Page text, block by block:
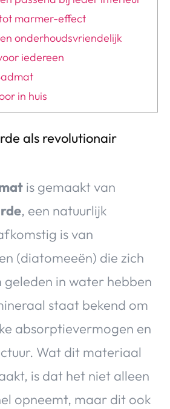
marmer-effect
onderhoudsvriendelijk
iedereen
in huis
als revolutionair
is gemaakt van
, een natuurlijk
is van
(diatomeeën) die zich
geleden in water hebben
staat bekend om
absorptievermogen en
Wat dit materiaal
is dat het niet alleen
opneemt, maar dit ook